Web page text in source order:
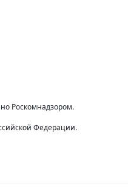
Роскомнадзором.
Федерации.